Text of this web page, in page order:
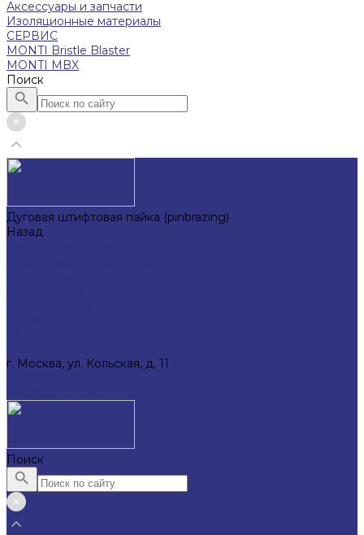
Аксессуары и запчасти
Изоляционные материалы
СЕРВИС
MONTI Bristle Blaster
MONTI MBX
Поиск
Дуговая штифтовая пайка (pinbrazing)
Назад
г. Москва, ул. Кольская, д. 11
Поиск